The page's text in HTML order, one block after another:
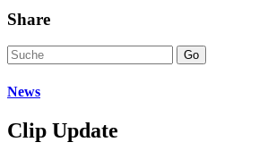
Share
Go
News
Clip Update